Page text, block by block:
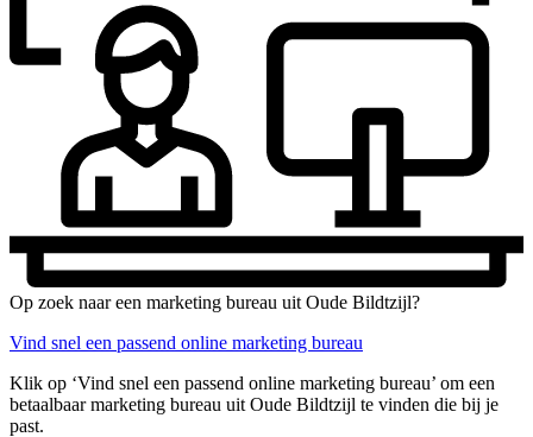
Op zoek naar een marketing bureau uit Oude Bildtzijl?
Vind snel een passend online marketing bureau
Klik op ‘Vind snel een passend online marketing bureau’ om een
betaalbaar marketing bureau uit Oude Bildtzijl te vinden die bij je
past.